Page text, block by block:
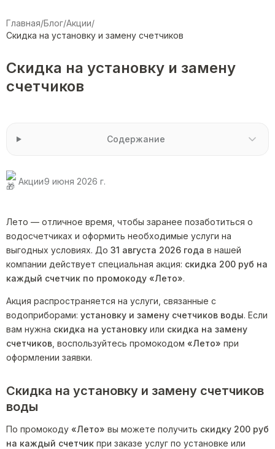
Главная/Блог/Акции/
Скидка на установку и замену счетчиков
Скидка на установку и замену
счетчиков
Содержание
Акции9 июня 2026 г.
Лето — отличное время, чтобы заранее позаботиться о
водосчетчиках и оформить необходимые услуги на
выгодных условиях. До 31 августа 2026 года в нашей
компании действует специальная акция: скидка 200 руб на
каждый счетчик по промокоду «Лето».
Акция распространяется на услуги, связанные с
водоприборами: установку и замену счетчиков воды. Если
вам нужна скидка на установку или скидка на замену
счетчиков , воспользуйтесь промокодом «Лето» при
оформлении заявки.
Скидка на установку и замену счетчиков
воды
По промокоду «Лето» вы можете получить скидку 200 руб
на каждый счетчик при заказе услуг по установке или